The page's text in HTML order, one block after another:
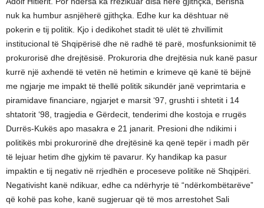
nuk ka humbur asnjëherë gjithçka. Edhe kur ka dështuar në
pokerin e tij politik. Kjo i dedikohet stadit të ulët të zhvillimit
institucional të Shqipërisë dhe në radhë të parë, mosfunksionimit të
prokurorisë dhe drejtësisë. Prokuroria dhe drejtësia nuk kanë pasur
kurrë një axhendë të vetën në hetimin e krimeve që kanë të bëjnë
me ngjarje me impakt të thellë politik sikundër janë veprimtaria e
piramidave financiare, ngjarjet e marsit ‘97, grushti i shtetit i 14
shtatorit ‘98, tragjedia e Gërdecit, tenderimi dhe kostoja e rrugës
Durrës-Kukës apo masakra e 21 janarit. Presioni dhe ndikimi i
politikës mbi prokurorinë dhe drejtësinë ka qenë tepër i madh për
të lejuar hetim dhe gjykim të pavarur. Ky handikap ka pasur
impaktin e tij negativ në rrjedhën e proceseve politike në Shqipëri.
Negativisht kanë ndikuar, edhe ca ndërhyrje të “ndërkombëtarëve”
që kohë pas kohe, kanë sugjeruar që të mos arrestohet Sali